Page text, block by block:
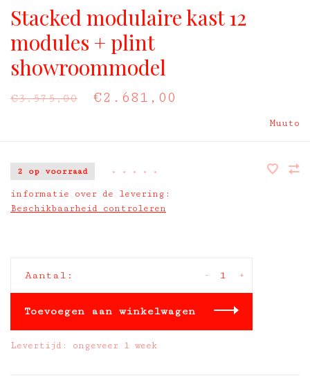
Stacked modulaire kast 12
modules + plint
showroommodel
€3.575,00 €2.681,00
Muuto
2 op voorraad • • • • •
informatie over de levering:
Beschikbaarheid controleren
Aantal: +
-
Toevoegen aan winkelwagen
Levertijd: ongeveer 1 week